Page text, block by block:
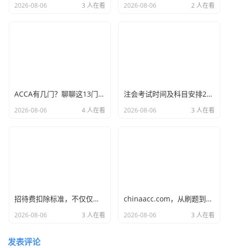
2026-08-06 3 人在看 2026-08-06 2 人在看
ACCA有几门？聊聊这13门考试背后的苦与甜
2026-08-06 4 人在看
注会考试时间及科目安排2022，一场关于坚持与策略的马拉松，我们该如何跑完全程？
2026-08-06 3 人在看
招待费扣除标准，不仅仅是60%和5‰的数字游戏，更是企业经营的智慧
2026-08-06 3 人在看
chinaacc.com，从刷题到拿证，聊聊那些年我们在会计考证路上的爱恨情仇
2026-08-06 3 人在看
发表评论